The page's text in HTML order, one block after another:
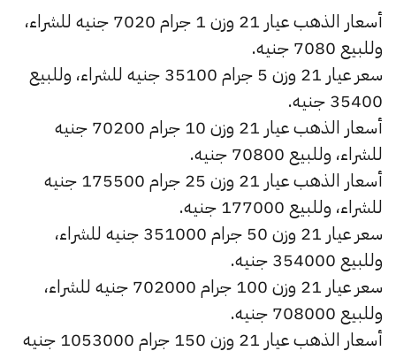
أسعار الذهب عيار 21 وزن 1 جرام 7020 جنيه للشراء،
وللبيع 7080 جنيه.
سعر عيار 21 وزن 5 جرام 35100 جنيه للشراء، وللبيع
35400 جنيه.
أسعار الذهب عيار 21 وزن 10 جرام 70200 جنيه
للشراء، وللبيع 70800 جنيه.
أسعار الذهب عيار 21 وزن 25 جرام 175500 جنيه
للشراء، وللبيع 177000 جنيه.
سعر عيار 21 وزن 50 جرام 351000 جنيه للشراء،
وللبيع 354000 جنيه.
سعر عيار 21 وزن 100 جرام 702000 جنيه للشراء،
وللبيع 708000 جنيه.
أسعار الذهب عيار 21 وزن 150 جرام 1053000 جنيه